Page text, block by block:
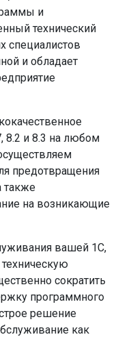
и
технический
специалистов
и обладает
8.2 и 8.3 на любом
предотвращения
также
на возникающие
вашей 1С,
сократить
программного
решение
как